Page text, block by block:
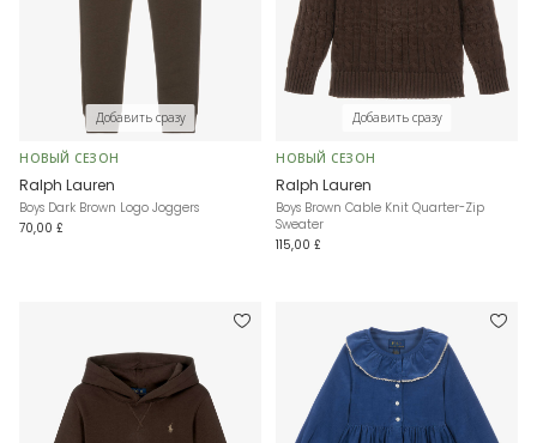
Добавить сразу
НОВЫЙ СЕЗОН
Ralph Lauren
Boys Dark Brown Logo Joggers
70,00 £
Добавить сразу
НОВЫЙ СЕЗОН
Ralph Lauren
Boys Brown Cable Knit Quarter-Zip
Sweater
115,00 £